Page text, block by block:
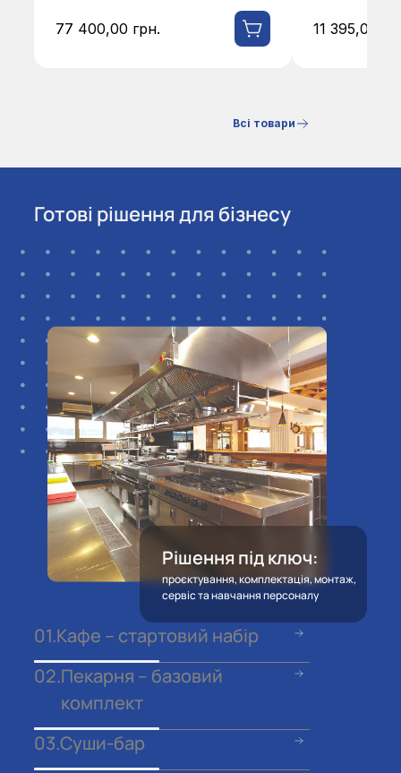
77 400,00 грн. 11 395,00
Всі товари
Готові рішення для бізнесу
01.Кафе – стартовий набір
02.Пекарня – базовий
комплект
03.Суши-бар
Рішення під ключ:
проєктування, комплектація, монтаж,
сервіс та навчання персоналу